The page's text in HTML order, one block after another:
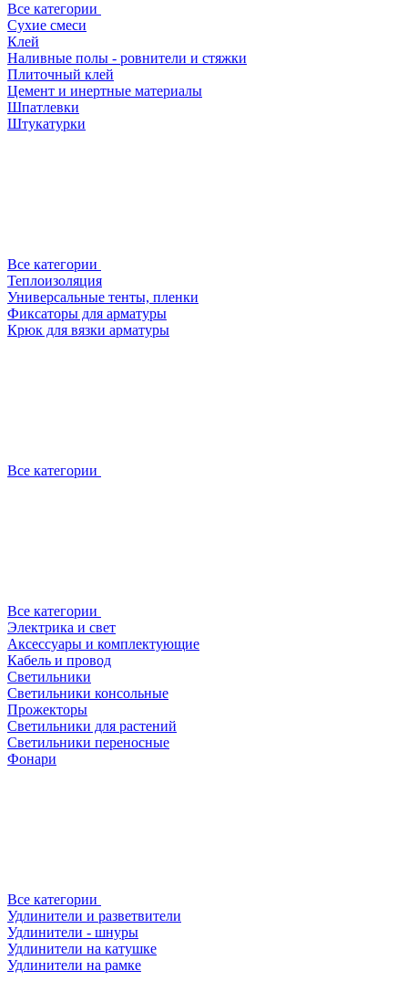
Все категории
Сухие смеси
Клей
Наливные полы - ровнители и стяжки
Плиточный клей
Цемент и инертные материалы
Шпатлевки
Штукатурки
Все категории
Теплоизоляция
Универсальные тенты, пленки
Фиксаторы для арматуры
Крюк для вязки арматуры
Все категории
Все категории
Электрика и свет
Аксессуары и комплектующие
Кабель и провод
Светильники
Светильники консольные
Прожекторы
Светильники для растений
Светильники переносные
Фонари
Все категории
Удлинители и разветвители
Удлинители - шнуры
Удлинители на катушке
Удлинители на рамке